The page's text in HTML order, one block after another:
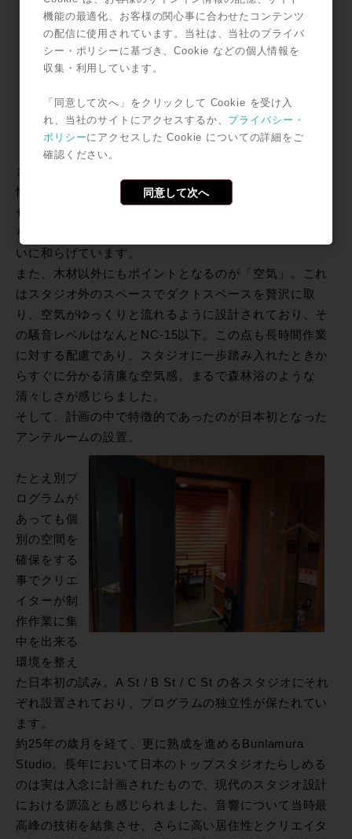
さらに木材を使用する事によって得られるのがその居住
性の高さ。ナチュラルな音響と明るさ、優しさを両立さ
せてスタジオというある種閉じられた空間で長時間作業
を行うことになるクリエイターにとってのストレスを多
いに和らげています。
また、木材以外にもポイントとなるのが「空気」。これ
はスタジオ外のスペースでダクトスペースを贅沢に取
り、空気がゆっくりと流れるように設計されており、そ
の騒音レベルはなんとNC-15以下。この点も長時間作業
に対する配慮であり、スタジオに一歩踏み入れたときか
らすぐに分かる清廉な空気感。まるで森林浴のような
清々しさが感じらました。
そして、計画の中で特徴的であったのが日本初となった
アンテルームの設置。
たとえ別プ
ログラムが
あっても個
別の空間を
確保をする
事でクリエ
イターが制
作作業に集
中を出来る
環境を整え
た日本初の試み。A St / B St / C St の各スタジオにそれ
ぞれ設置されており、プログラムの独立性が保たれてい
ます。
約25年の歳月を経て、更に熟成を進めるBunlamura
Studio。長年において日本のトップスタジオたらしめる
のは実は入念に計画されたもので、現代のスタジオ設計
における源流とも感じられました。音響について当時最
高峰の技術を結集させ、さらに高い居住性とクリエイタ
機能の最適化、お客様の関心事に合わせたコンテンツ
の配信に使用されています。当社は、当社のプライバ
シー・ポリシーに基づき、Cookie などの個人情報を
収集・利用しています。
「同意して次へ」をクリックして Cookie を受け入
れ、当社のサイトにアクセスするか、 プライバシー・
ポリシーにアクセスした Cookie についての詳細をご
確認ください。
同意して次へ